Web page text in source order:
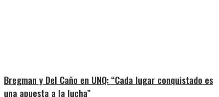
Bregman y Del Caño en UNQ: “Cada lugar conquistado es
una apuesta a la lucha”